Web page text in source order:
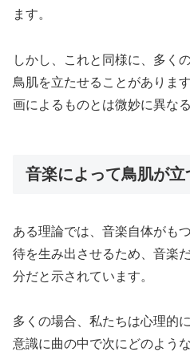
ます。
しかし、これと同様に、多く
鳥肌を立たせることがありま
画によるものとは微妙に異な
音楽によって鳥肌が立
ある理論では、音楽自体がも
待を生み出させるため、音楽
分だと示されています。
多くの場合、私たちは心理的
意識に曲の中で次にどのよう